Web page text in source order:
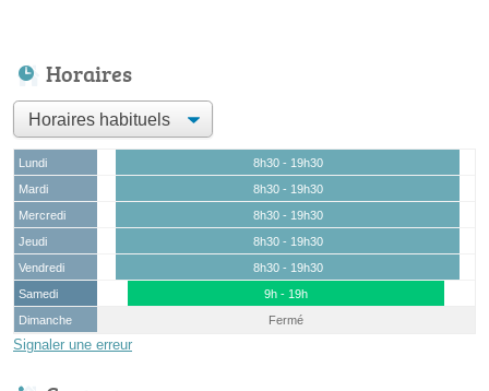
Horaires
Lundi
8h30 - 19h30
Mardi
8h30 - 19h30
Mercredi
8h30 - 19h30
Jeudi
8h30 - 19h30
Vendredi
8h30 - 19h30
Samedi
9h - 19h
Dimanche
Fermé
Signaler une erreur